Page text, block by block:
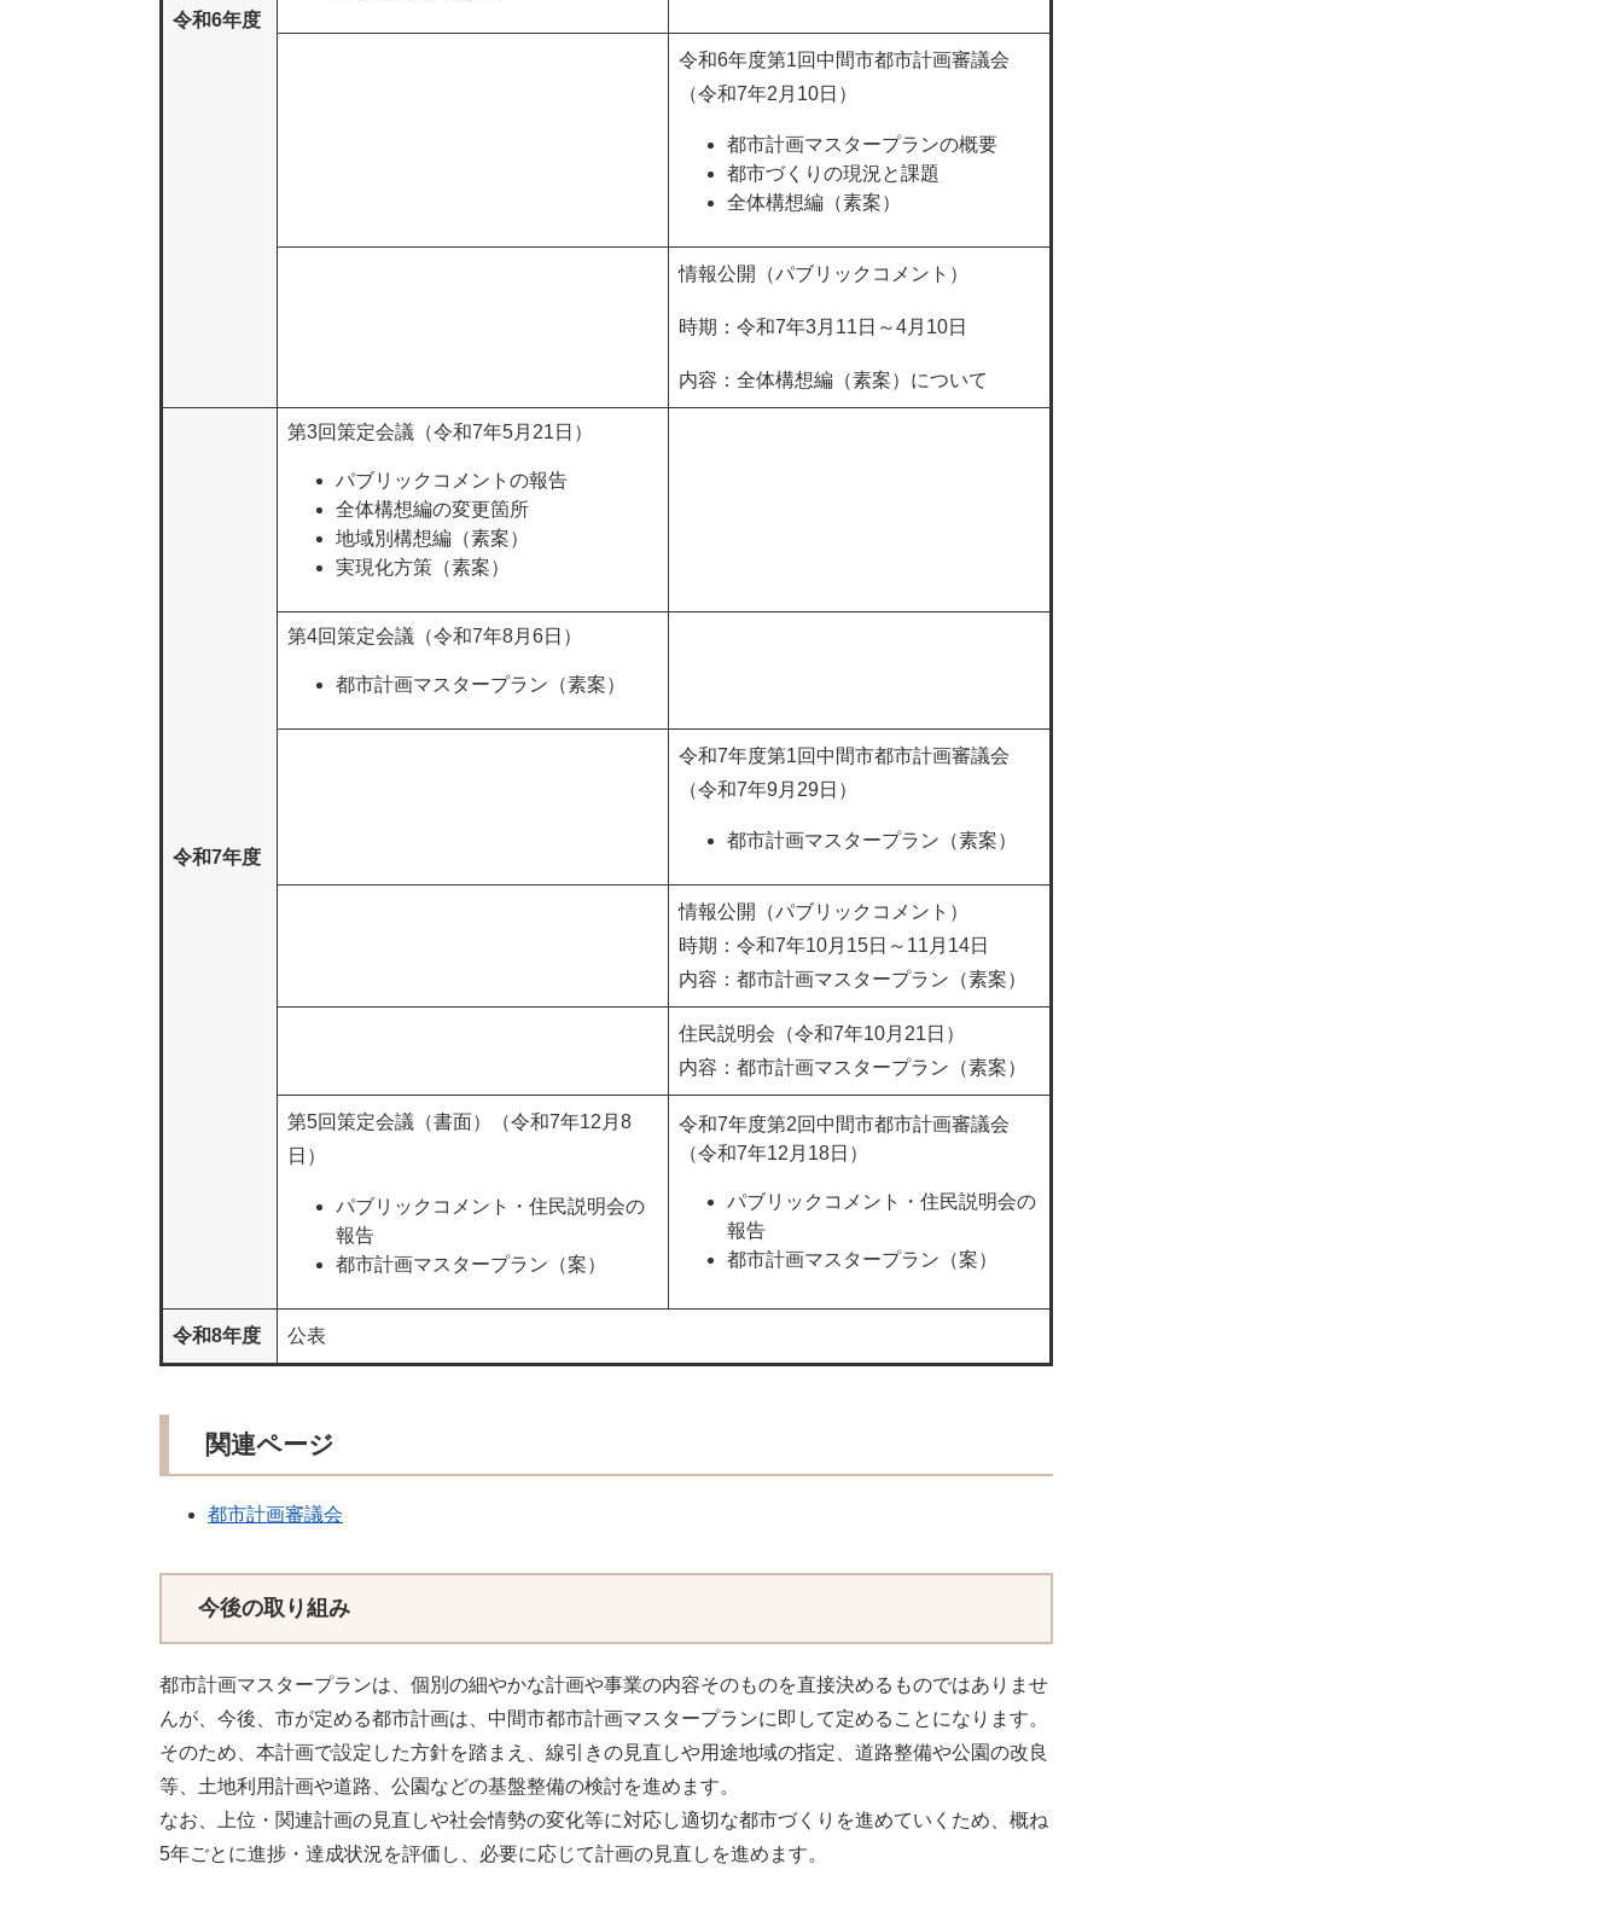
令和6年度
令和6年度第1回中間市都市計画審議会
（令和7年2月10日）
都市計画マスタープランの概要
都市づくりの現況と課題
全体構想編（素案）
情報公開（パブリックコメント）
時期：令和7年3月11日～4月10日
内容：全体構想編（素案）について
令和7年度
第3回策定会議（令和7年5月21日）
パブリックコメントの報告
全体構想編の変更箇所
地域別構想編（素案）
実現化方策（素案）
第4回策定会議（令和7年8月6日）
都市計画マスタープラン（素案）
令和7年度第1回中間市都市計画審議会
（令和7年9月29日）
都市計画マスタープラン（素案）
情報公開（パブリックコメント）
時期：令和7年10月15日～11月14日
内容：都市計画マスタープラン（素案）
住民説明会（令和7年10月21日）
内容：都市計画マスタープラン（素案）
第5回策定会議（書面）（令和7年12月8
日）
パブリックコメント・住民説明会の
報告
都市計画マスタープラン（案）
令和7年度第2回中間市都市計画審議会
（令和7年12月18日）
パブリックコメント・住民説明会の
報告
都市計画マスタープラン（案）
令和8年度 公表
関連ページ
都市計画審議会
今後の取り組み
都市計画マスタープランは、個別の細やかな計画や事業の内容そのものを直接決めるものではありませ
んが、今後、市が定める都市計画は、中間市都市計画マスタープランに即して定めることになります。
そのため、本計画で設定した方針を踏まえ、線引きの見直しや用途地域の指定、道路整備や公園の改良
等、土地利用計画や道路、公園などの基盤整備の検討を進めます。
なお、上位・関連計画の見直しや社会情勢の変化等に対応し適切な都市づくりを進めていくため、概ね
5年ごとに進捗・達成状況を評価し、必要に応じて計画の見直しを進めます。